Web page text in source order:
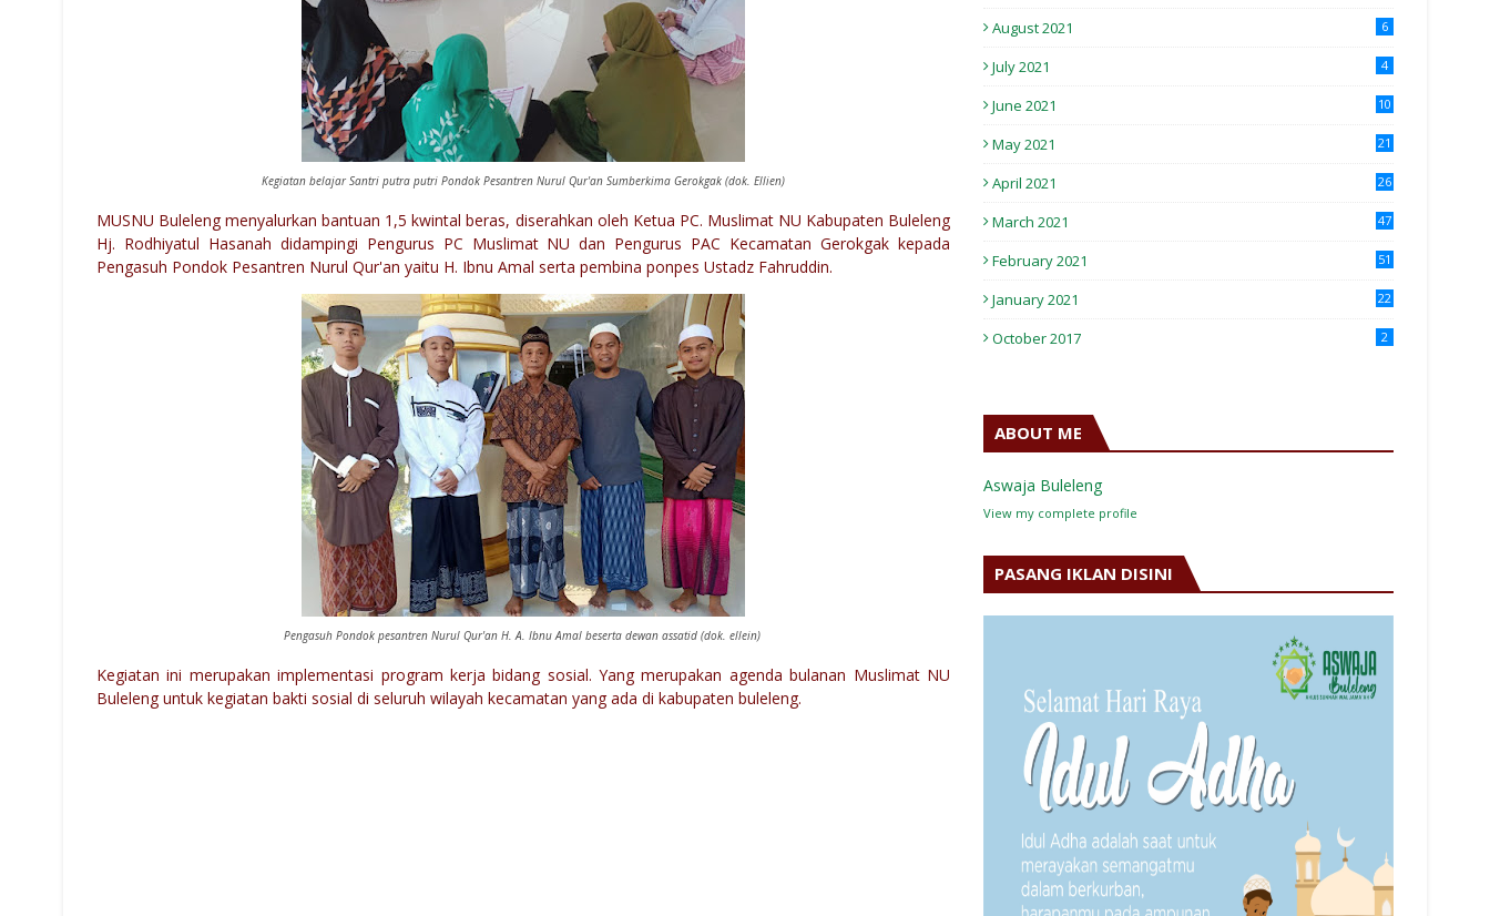
Kegiatan belajar Santri putra putri Pondok Pesantren Nurul Qur'an Sumberkima Gerokgak (dok. Ellien)
MUSNU Buleleng menyalurkan bantuan 1,5 kwintal beras, diserahkan oleh Ketua PC. Muslimat NU Kabupaten Buleleng
Hj. Rodhiyatul Hasanah didampingi Pengurus PC Muslimat NU dan Pengurus PAC Kecamatan Gerokgak kepada
Pengasuh Pondok Pesantren Nurul Qur'an yaitu H. Ibnu Amal serta pembina ponpes Ustadz Fahruddin.
Pengasuh Pondok pesantren Nurul Qur'an H. A. Ibnu Amal beserta dewan assatid (dok. ellein)
Kegiatan ini merupakan implementasi program kerja bidang sosial. Yang merupakan agenda bulanan Muslimat NU
Buleleng untuk kegiatan bakti sosial di seluruh wilayah kecamatan yang ada di kabupaten buleleng.
August 2021 6
July 2021 4
June 2021 10
May 2021 21
April 2021 26
March 2021 47
February 2021 51
January 2021 22
October 2017 2
ABOUT ME
Aswaja Buleleng
View my complete profile
PASANG IKLAN DISINI